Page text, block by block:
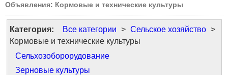
Объявления: Кормовые и технические культуры
Категория: Все категории > Сельское хозяйство >
Кормовые и технические культуры
Сельхозоборорудование
Зерновые культуры